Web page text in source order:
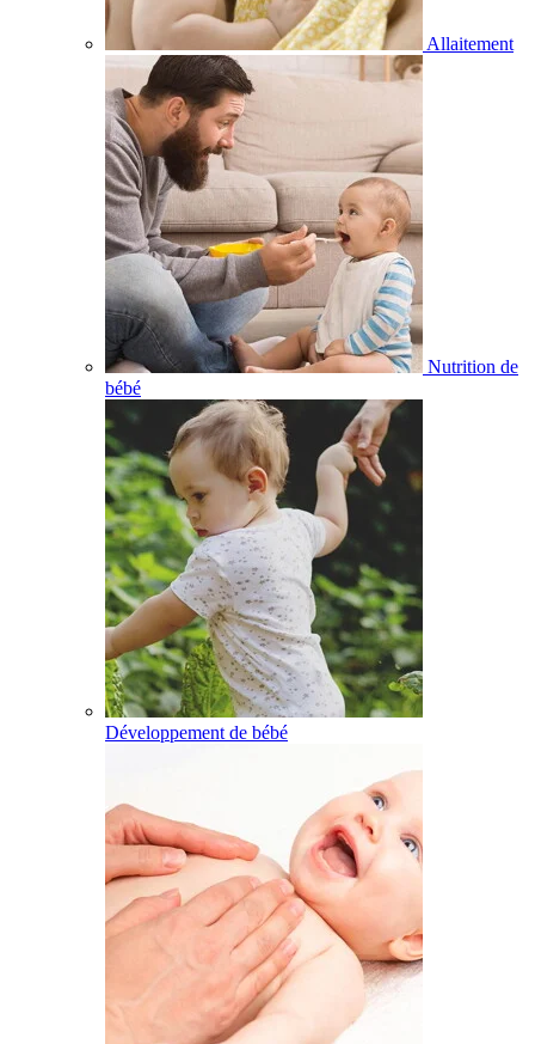
Allaitement
Nutrition de
bébé
Développement de bébé